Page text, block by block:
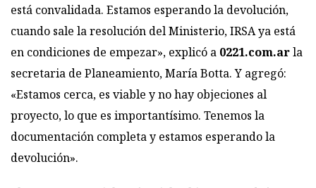
está convalidada. Estamos esperando la devolución,
cuando sale la resolución del Ministerio, IRSA ya está
en condiciones de empezar», explicó a 0221.com.arla
secretaria de Planeamiento, María Botta. Y agregó:
«Estamos cerca, es viable y no hay objeciones al
proyecto, lo que es importantísimo. Tenemos la
documentación completa y estamos esperando la
devolución».